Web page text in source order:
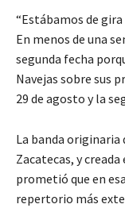
“Estábamos de
En menos de una
segunda fecha
Navejas sobre sus
29 de agosto y la
La banda originaria
Zacatecas, y
prometió que en
repertorio más